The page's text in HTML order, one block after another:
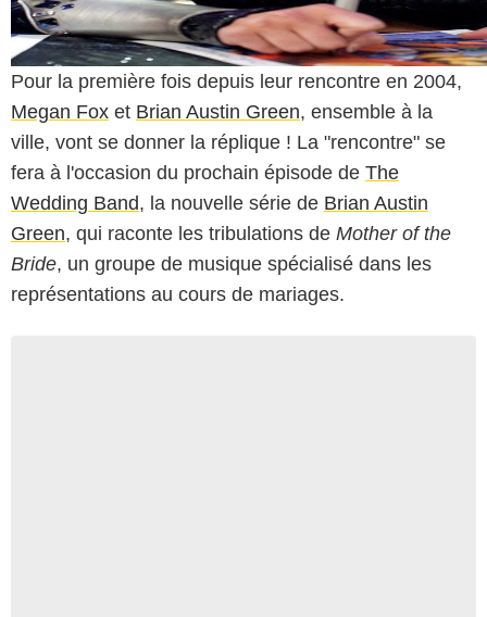
Pour la première fois depuis leur rencontre en 2004,
Megan Fox et Brian Austin Green, ensemble à la
ville, vont se donner la réplique ! La "rencontre" se
fera à l'occasion du prochain épisode de The
Wedding Band, la nouvelle série de Brian Austin
Green, qui raconte les tribulations de Mother of the
Bride, un groupe de musique spécialisé dans les
représentations au cours de mariages.